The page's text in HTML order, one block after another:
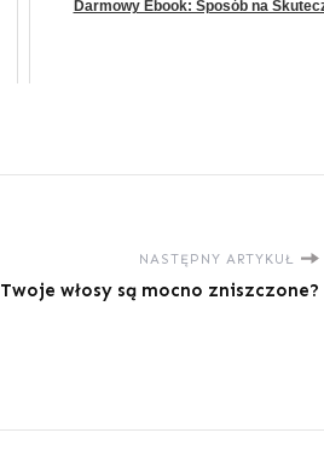
Darmowy Ebook: Sposób na
NASTĘPNY ARTYKUŁ
Twoje włosy są mocno zniszczone?